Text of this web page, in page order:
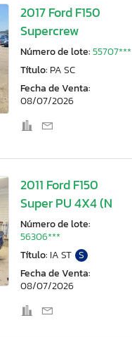
2017 Ford F150
Supercrew
Número de lote:55707***
Título: PA SC
Fecha de Venta:
08/07/2026
2011 Ford F150
Super PU 4X4 (N
Número de lote:
56306***
Título: IA ST S
Fecha de Venta:
08/07/2026